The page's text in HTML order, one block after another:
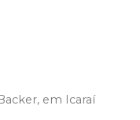
em Icaraí